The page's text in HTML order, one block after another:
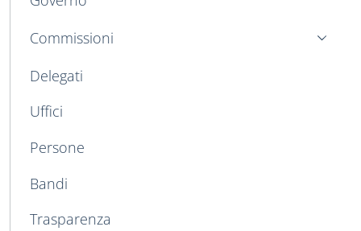
Commissioni
Delegati
Uffici
Persone
Bandi
Trasparenza